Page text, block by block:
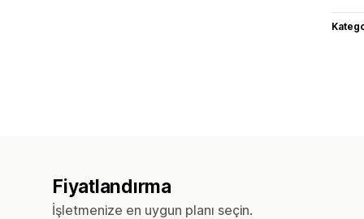
Fiyatlandırma
İşletmenize en uygun planı seçin.